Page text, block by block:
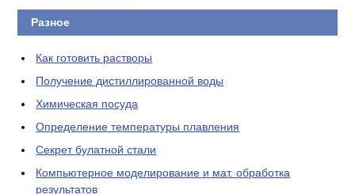
Разное
Как готовить растворы
Получение дистиллированной воды
Химическая посуда
Определение температуры плавления
Секрет булатной стали
Компьютерное моделирование и мат. обработка
результатов